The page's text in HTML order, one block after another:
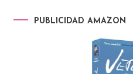
PUBLICIDAD AMAZON